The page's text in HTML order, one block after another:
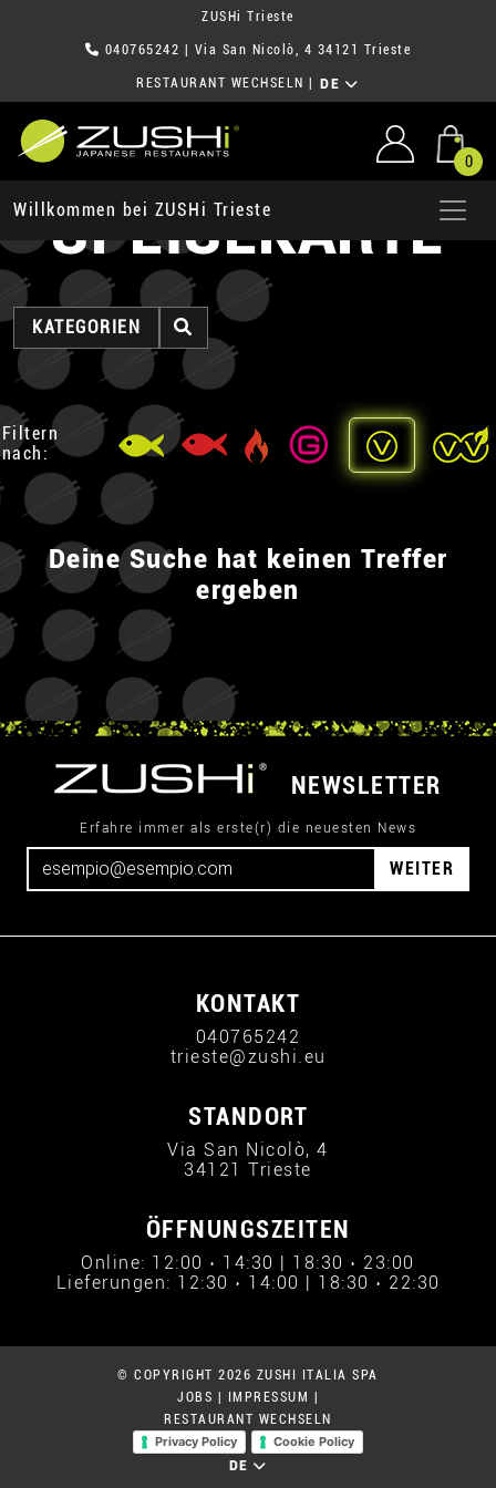
ZUSHi Trieste
040765242 | Via San Nicolò, 4 34121 Trieste
RESTAURANT WECHSELN DE
0
Willkommen bei ZUSHi Trieste
SPEISEKARTE
KATEGORIEN
Filtern
nach:
Deine Suche hat keinen Treffer
ergeben
NEWSLETTER
Erfahre immer als erste(r) die neuesten News
WEITER
KONTAKT
040765242
trieste@zushi.eu
STANDORT
Via San Nicolò, 4
34121 Trieste
ÖFFNUNGSZEITEN
Online: 12:00 › 14:30 | 18:30 › 23:00
Lieferungen: 12:30 › 14:00 | 18:30 › 22:30
© COPYRIGHT 2026 ZUSHI ITALIA SPA
JOBS
IMPRESSUM
RESTAURANT WECHSELN
Privacy Policy
Cookie Policy
DE